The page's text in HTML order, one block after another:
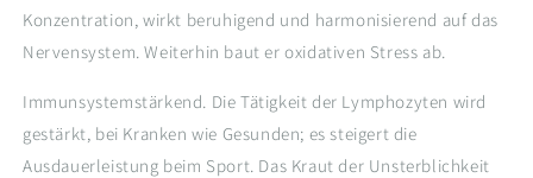
Konzentration, wirkt beruhigend und harmonisierend auf das
Nervensystem. Weiterhin baut er oxidativen Stress ab.
Immunsystemstärkend. Die Tätigkeit der Lymphozyten wird
gestärkt, bei Kranken wie Gesunden; es steigert die
Ausdauerleistung beim Sport. Das Kraut der Unsterblichkeit